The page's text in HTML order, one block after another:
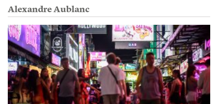
Alexandre Aublanc